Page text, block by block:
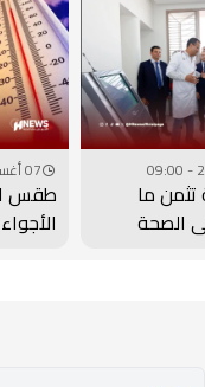
ما
الصحة
07 أغسطس 2026 - 08:00
طقس